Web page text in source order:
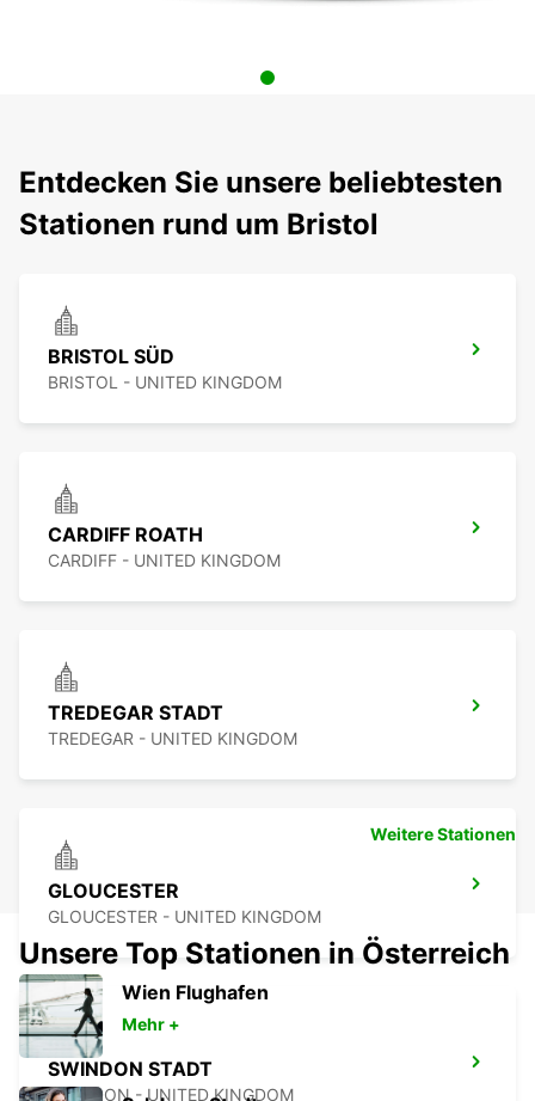
Entdecken Sie unsere beliebtesten
Stationen rund um Bristol
BRISTOL SÜD
BRISTOL - UNITED KINGDOM
CARDIFF ROATH
CARDIFF - UNITED KINGDOM
TREDEGAR STADT
TREDEGAR - UNITED KINGDOM
GLOUCESTER
GLOUCESTER - UNITED KINGDOM
SWINDON STADT
SWINDON - UNITED KINGDOM
Weitere Stationen
Unsere Top Stationen in Österreich
Wien Flughafen
Mehr +